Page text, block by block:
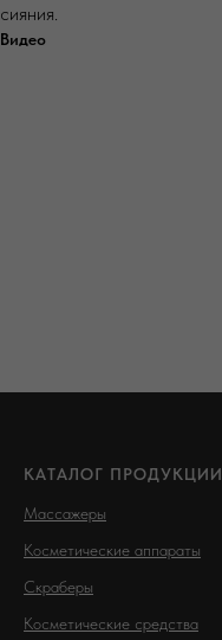
сияния.
Видео
КАТАЛОГ ПРОДУКЦИИ
Массажеры
Косметические аппараты
Скраберы
Косметические средства